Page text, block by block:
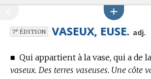
7eÉDITION VASEUX, EUSE. adj.
■ Qui appartient à la vase, qui a de
vaseux. Des terres vaseuses. Une côte